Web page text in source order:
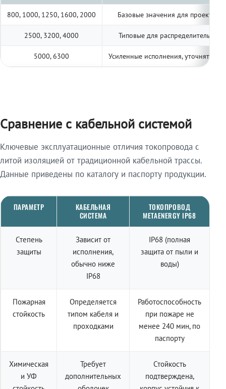
800, 1000, 1250, 1600, 2000 Базовые значения для
2500, 3200, 4000 Типовые для распределительных
5000, 6300 Усиленные исполнения, уточнять по
Сравнение с кабельной системой
Ключевые эксплуатационные отличия токопровода с
литой изоляцией от традиционной кабельной трассы.
Данные приведены по каталогу и паспорту продукции.
ПАРАМЕТР
КАБЕЛЬНАЯ
СИСТЕМА
ТОКОПРОВОД
METAENERGY IP68
Степень
защиты
Зависит от
исполнения,
обычно ниже
IP68
IP68 (полная
защита от пыли и
воды)
Пожарная
стойкость
Определяется
типом кабеля и
проходками
Работоспособность
при пожаре не
менее 240 мин, по
паспорту
Химическая
и УФ
Требует
дополнительных
Стойкость
подтверждена,